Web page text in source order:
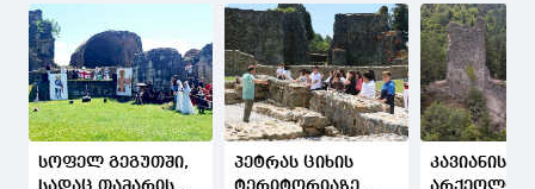
სოფელ გეგუთში,
პეტრას ციხის
კავიანის